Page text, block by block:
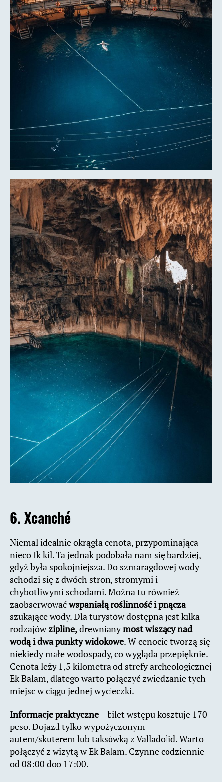
6. Xcanché
Niemal idealnie okrągła cenota, przypominająca
nieco Ik kil. Ta jednak podobała nam się bardziej,
gdyż była spokojniejsza. Do szmaragdowej wody
schodzi się z dwóch stron, stromymi i
chybotliwymi schodami. Można tu również
zaobserwowaćwspaniałą roślinność i pnącza
szukające wody. Dla turystów dostępna jest kilka
rodzajówzipline,drewnianymost wiszący nad
wodą i dwa punkty widokowe. W cenocie tworzą się
niekiedy małe wodospady, co wygląda przepięknie.
Cenota leży 1,5 kilometra od strefy archeologicznej
Ek Balam, dlatego warto połączyć zwiedzanie tych
miejsc w ciągu jednej wycieczki.
Informacje praktyczne– bilet wstępu kosztuje 170
peso. Dojazd tylko wypożyczonym
autem/skuterem lub taksówką z Valladolid. Warto
połączyć z wizytą w Ek Balam. Czynne codziennie
od 08:00 doo 17:00.